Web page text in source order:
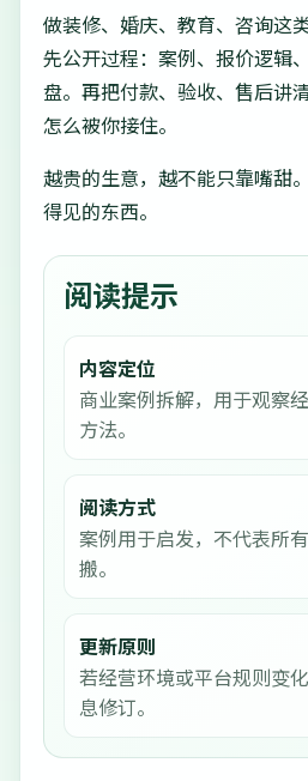
做装修、婚庆、教育、咨询这
先公开过程：案例、报价逻辑
盘。再把付款、验收、售后讲
怎么被你接住。
越贵的生意，越不能只靠嘴甜
得见的东西。
阅读提示
内容定位
商业案例拆解，用于观察
方法。
阅读方式
案例用于启发，不代表所
搬。
更新原则
若经营环境或平台规则变
息修订。